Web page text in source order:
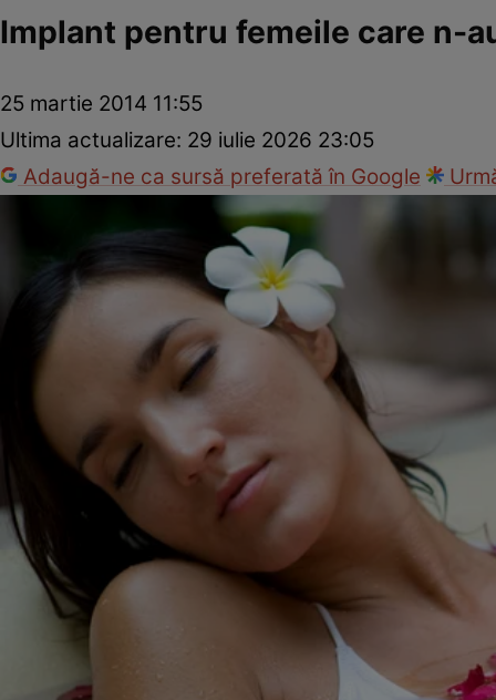
Implant pentru femeile care n-
25 martie 2014 11:55
Ultima actualizare: 29 iulie 2026 23:05
Adaugă-ne ca sursă preferată în Google